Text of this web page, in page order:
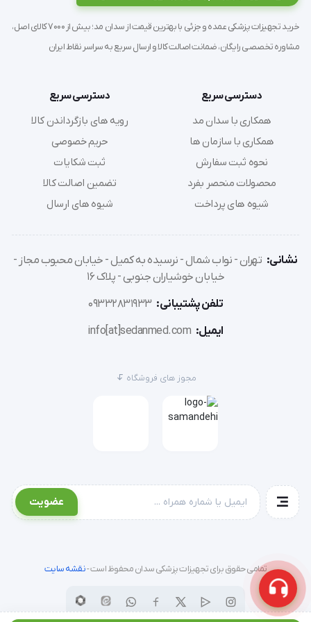
'  تخت ماساژ سوراخ دار Piltan تخت ماساژ پایه چوبی کیفیت فوق
خرید تجهیزات پزشکی عمده و جزئی با بهترین قیمت از سدان مد؛ بیش از 7000 کالای اصل،
مشاوره تخصصی رایگان، ضمانت اصالت کالا و ارسال سریع به سراسر نقاط ایران
دسترسی سریع
همکاری با سدان مد
همکاری با سازمان ها
نحوه ثبت سفارش
محصولات منحصر بفرد
شیوه های پرداخت
دسترسی سریع
رویه های بازگرداندن کالا
حریم خصوصی
ثبت شکایات
تضمین اصالت کالا
شیوه های ارسال
نشانی: تهران - نواب شمال - نرسیده به کمیل - خیابان محبوب مجاز -
خیابان خوشیاران جنوبی - پلاک 16
تلفن پشتیبانی: 09332831933
ایمیل: info[at]sedanmed.com
مجوز های فروشگاه
عضویت
تمامی حقوق برای تجهیزات پزشکی سدان محفوظ است -نقشه سایت